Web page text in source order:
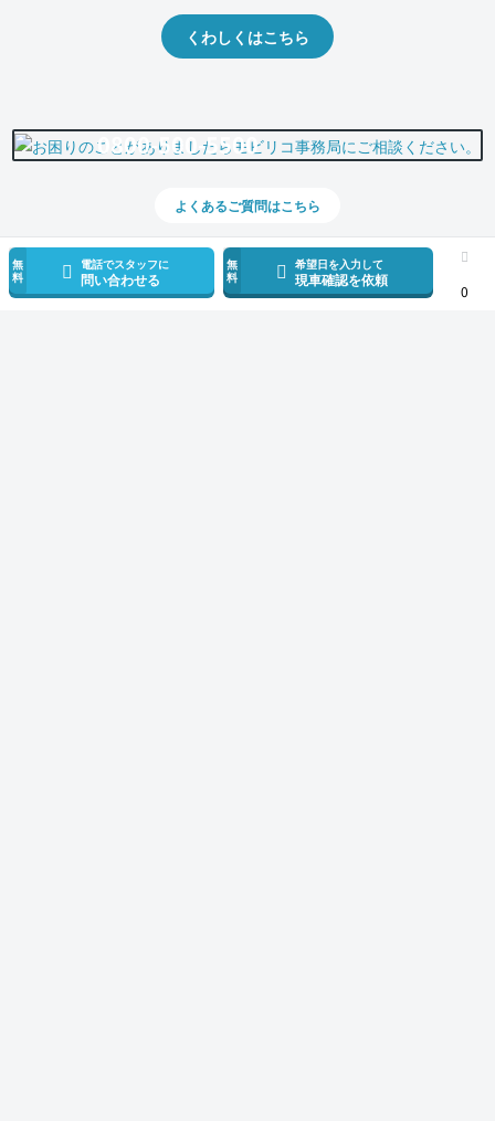
無
料
電話でスタッフに
問い合わせる
無
料
希望日を入力して
現車確認を依頼
0
くわしくはこちら
0800-500-5500
よくあるご質問はこちら